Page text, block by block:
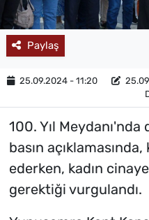
Paylaş
25.09.2024 - 11:20
100. Yıl
basın
ederken, kadın
gerektiği vurgulandı.